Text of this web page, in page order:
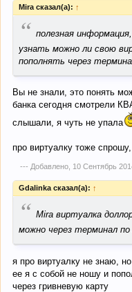
Mira сказал(а): ↑
“ полезная
узнать можно ли свою
пополнять через
Вы не знали, это понять
банка сегодня смотрели
слышали, я чуть не упала
про виртуалку тоже
--- Добавлено, 10 Сентябрь
Gdalinka сказал(а): ↑
“ Mira виртуалка
можно через терминал
я про виртуалку не знаю,
ее я с собой не ношу и
через гривневую карту